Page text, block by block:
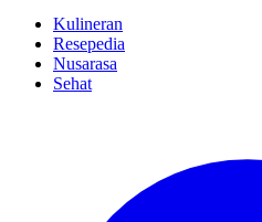
Kulineran
Resepedia
Nusarasa
Sehat